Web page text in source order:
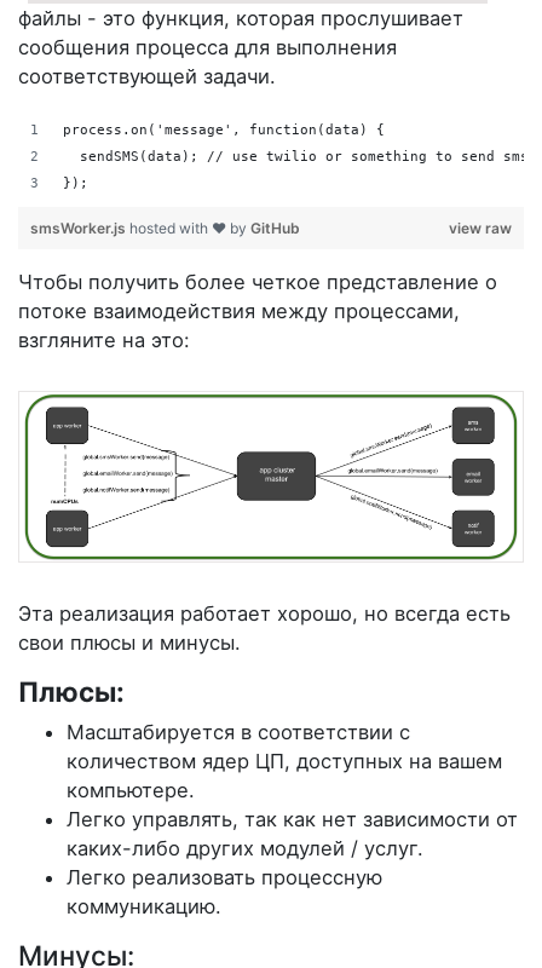
файлы - это функция, которая прослушивает
сообщения процесса для выполнения
соответствующей задачи.
process.on('message', function(data) {
  sendSMS(data); // use twilio or something to send sms
});
view raw
smsWorker.js hosted with ❤ by GitHub
Чтобы получить более четкое представление о
потоке взаимодействия между процессами,
взгляните на это:
Эта реализация работает хорошо, но всегда есть
свои плюсы и минусы.
Плюсы:
Масштабируется в соответствии с
количеством ядер ЦП, доступных на вашем
компьютере.
Легко управлять, так как нет зависимости от
каких-либо других модулей / услуг.
Легко реализовать процессную
коммуникацию.
Минусы: